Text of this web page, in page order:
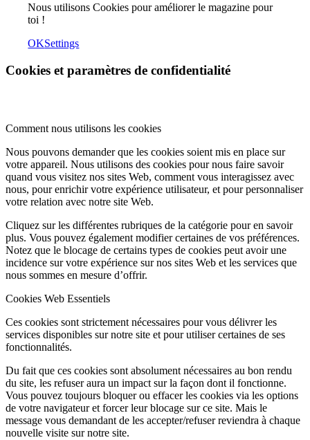
Nous utilisons Cookies pour améliorer le magazine pour
toi !
OKSettings
Cookies et paramètres de confidentialité
Comment nous utilisons les cookies
Nous pouvons demander que les cookies soient mis en place sur
votre appareil. Nous utilisons des cookies pour nous faire savoir
quand vous visitez nos sites Web, comment vous interagissez avec
nous, pour enrichir votre expérience utilisateur, et pour personnaliser
votre relation avec notre site Web.
Cliquez sur les différentes rubriques de la catégorie pour en savoir
plus. Vous pouvez également modifier certaines de vos préférences.
Notez que le blocage de certains types de cookies peut avoir une
incidence sur votre expérience sur nos sites Web et les services que
nous sommes en mesure d’offrir.
Cookies Web Essentiels
Ces cookies sont strictement nécessaires pour vous délivrer les
services disponibles sur notre site et pour utiliser certaines de ses
fonctionnalités.
Du fait que ces cookies sont absolument nécessaires au bon rendu
du site, les refuser aura un impact sur la façon dont il fonctionne.
Vous pouvez toujours bloquer ou effacer les cookies via les options
de votre navigateur et forcer leur blocage sur ce site. Mais le
message vous demandant de les accepter/refuser reviendra à chaque
nouvelle visite sur notre site.